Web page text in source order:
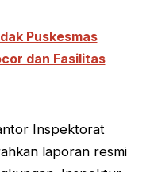
Puskesmas
dan Fasilitas
Inspektorat
laporan resmi